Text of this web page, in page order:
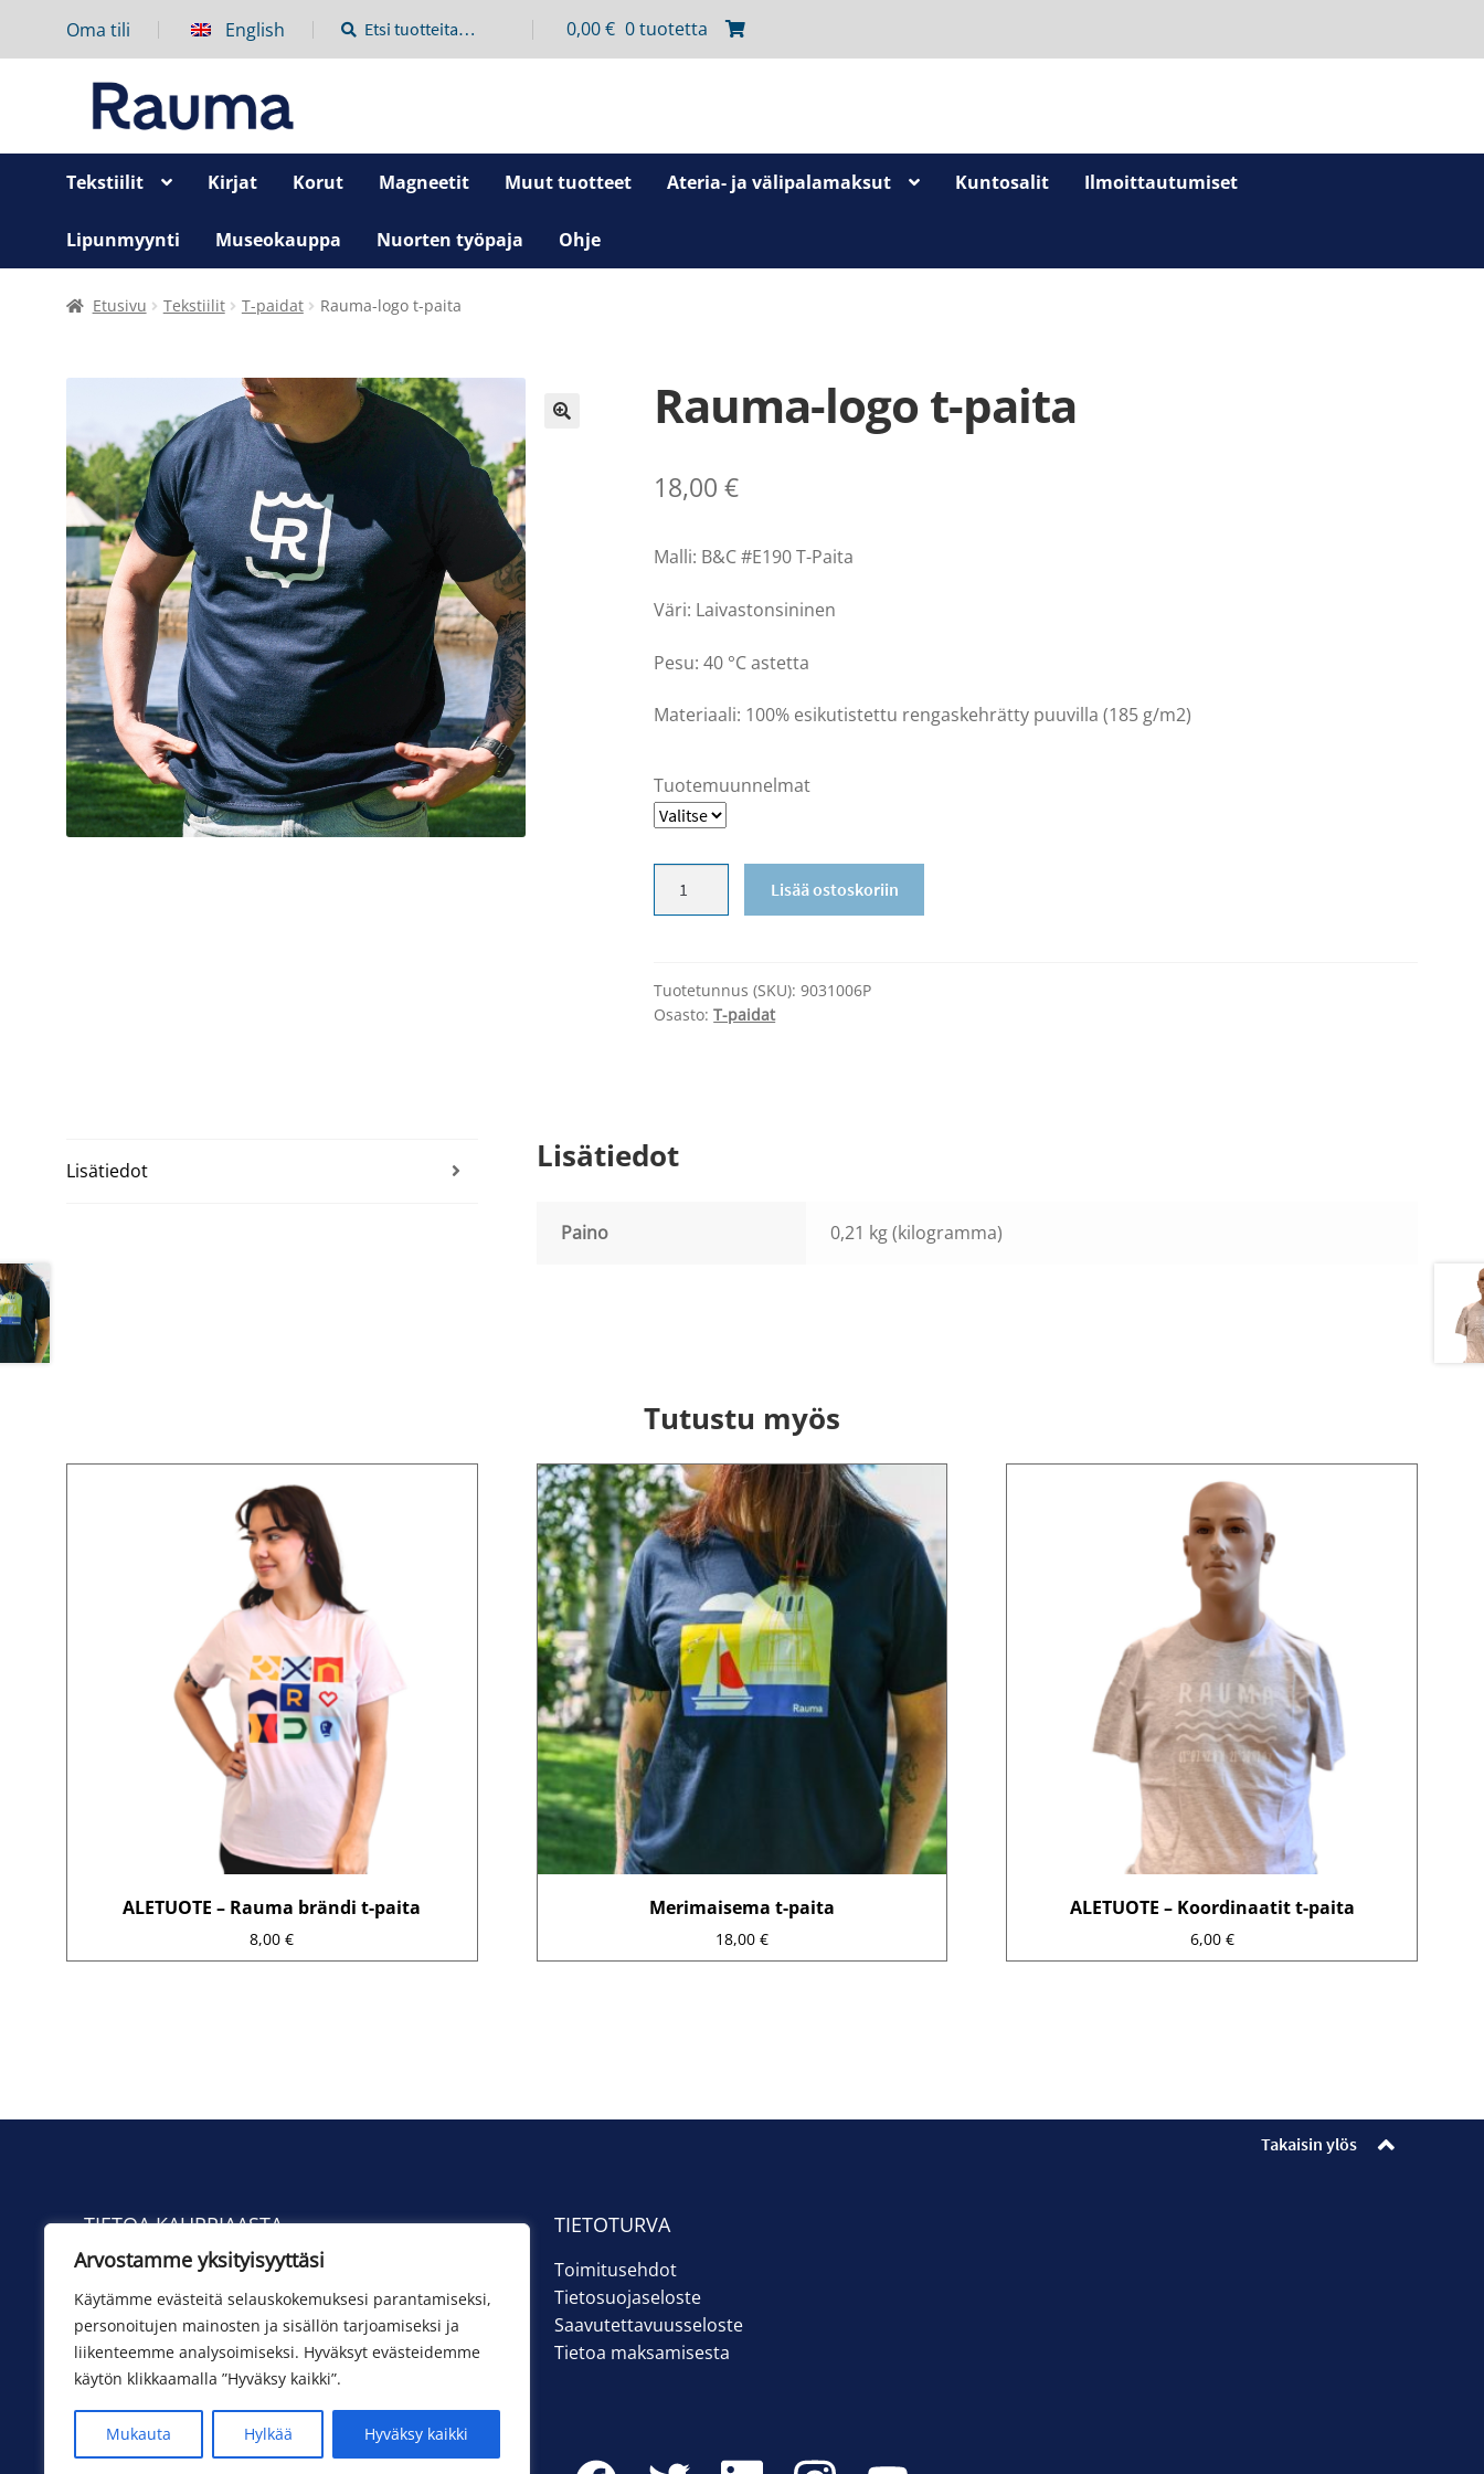
Arvostamme yksityisyyttäsi
Käytämme evästeitä selauskokemuksesi parantamiseksi,
personoitujen mainosten ja sisällön tarjoamiseksi ja
liikenteemme analysoimiseksi. Hyväksyt evästeidemme
käytön klikkaamalla ”Hyväksy kaikki”.
Mukauta Hylkää Hyväksy kaikki
Oma tili English Etsi:
Haku 0,00€ 0 tuotetta
Tekstiilit Kirjat Korut Magneetit Muut tuotteet Ateria- ja välipalamaksut Kuntosalit Ilmoittautumiset
Lipunmyynti Museokauppa Nuorten työpaja Ohje
Etusivu Tekstiilit T-paidat Rauma-logo t-paita
Rauma-logo t-paita
18,00€
Malli: B&C #E190 T-Paita
Väri: Laivastonsininen
Pesu: 40 °C astetta
Materiaali: 100% esikutistettu rengaskehrätty puuvilla (185 g/m2)
Tuotemuunnelmat
logo
määrä
Lisää ostoskoriin
Tuotetunnus (SKU):9031006P
Osasto:T-paidat
Lisätiedot Lisätiedot
Paino 0,21 kg (kilogramma)
Tutustu myös
ALETUOTE – Rauma brändi t-paita
8,00€
Merimaisema t-paita
18,00 €
Tällä
tuotteella
on
useampi
muunnelma.
Voit
tehdä
valinnat
tuotteen
sivulla.
ALETUOTE – Koordinaatit t-paita
6,00 €
Takaisin ylös
TIETOA KAUPPIAASTA
Yhteystiedot
Toimituskulut
TIETOTURVA
Toimitusehdot
Tietosuojaseloste
Saavutettavuusseloste
Tietoa maksamisesta